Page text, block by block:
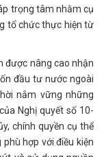
trọng tâm nhằm cụ
tổ chức thực hiện từ
được nâng cao nhận
đầu tư nước ngoài
nắm vững những
Nghị quyết số 10-
chính quyền cụ thể
hợp với điều kiện